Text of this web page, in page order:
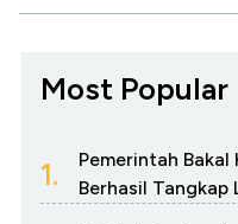
Most Popular
1.
Pemerintah
Berhasil Tangkap